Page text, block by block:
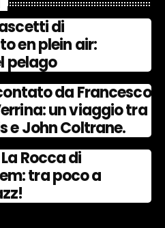
di
en plein air:
pelago
da Francesco
un viaggio tra
e John Coltrane.
Rocca di
tra poco a